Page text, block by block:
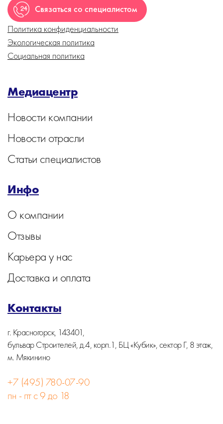
Связаться со специалистом
Политика конфиденциальности
Экологическая политика
Социальная политика
Медиацентр
Новости компании
Новости отрасли
Статьи специалистов
Инфо
О компании
Отзывы
Карьера у нас
Доставка и оплата
Контакты
г. Красногорск, 143401,
бульвар Строителей, д.4, корп.1, БЦ «Кубик», сектор Г, 8 этаж,
м. Мякинино
+7 (495) 780-07-90
пн - пт с 9 до 18